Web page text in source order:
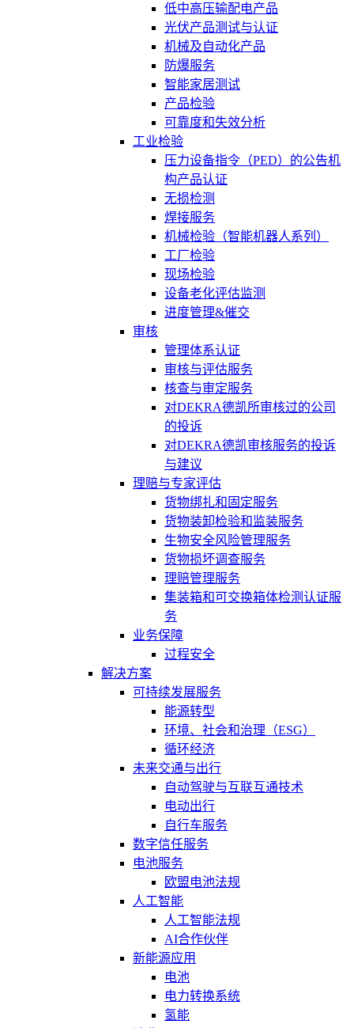
低中高压输配电产品
光伏产品测试与认证
机械及自动化产品
防爆服务
智能家居测试
产品检验
可靠度和失效分析
工业检验
压力设备指令（PED）的公告机
构产品认证
无损检测
焊接服务
机械检验（智能机器人系列）
工厂检验
现场检验
设备老化评估监测
进度管理&催交
审核
管理体系认证
审核与评估服务
核查与审定服务
对DEKRA德凯所审核过的公司
的投诉
对DEKRA德凯审核服务的投诉
与建议
理赔与专家评估
货物绑扎和固定服务
货物装卸检验和监装服务
生物安全风险管理服务
货物损坏调查服务
理赔管理服务
集装箱和可交换箱体检测认证服
务
业务保障
过程安全
解决方案
可持续发展服务
能源转型
环境、社会和治理（ESG）
循环经济
未来交通与出行
自动驾驶与互联互通技术
电动出行
自行车服务
数字信任服务
电池服务
欧盟电池法规
人工智能
人工智能法规
AI合作伙伴
新能源应用
电池
电力转换系统
氢能